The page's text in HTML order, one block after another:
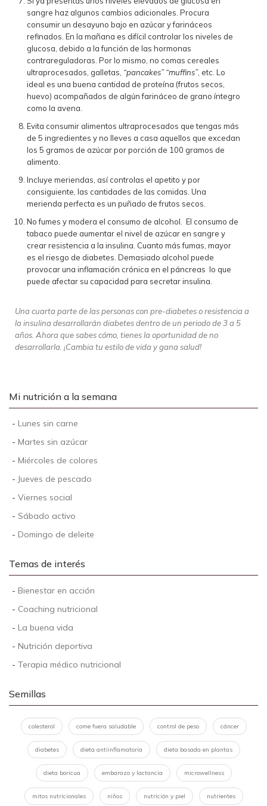
sangre haz algunos cambios adicionales. Procura
consumir un desayuno bajo en azúcar y farináceos
refinados. En la mañana es difícil controlar los niveles de
glucosa, debido a la función de las hormonas
contrareguladoras. Por lo mismo, no comas cereales
ultraprocesados, galletas, “pancakes” “muffins”, etc. Lo
ideal es una buena cantidad de proteína (frutos secos,
huevo) acompañados de algún farináceo de grano íntegro
como la avena.
Evita consumir alimentos ultraprocesados que tengas más
de 5 ingredientes y no lleves a casa aquellos que excedan
los 5 gramos de azúcar por porción de 100 gramos de
alimento.
Incluye meriendas, así controlas el apetito y por
consiguiente, las cantidades de las comidas. Una
merienda perfecta es un puñado de frutos secos.
No fumes y modera el consumo de alcohol. El consumo de
tabaco puede aumentar el nivel de azúcar en sangre y
crear resistencia a la insulina. Cuanto más fumas, mayor
es el riesgo de diabetes. Demasiado alcohol puede
provocar una inflamación crónica en el páncreas lo que
puede afectar su capacidad para secretar insulina.
Una cuarta parte de las personas con pre-diabetes o resistencia a
la insulina desarrollarán diabetes dentro de un periodo de3 a 5
años. Ahora que sabes cómo, tienes la oportunidad de no
desarrollarla. ¡Cambia tu estilo de vida y gana salud!
Mi nutrición a la semana
- Lunes sin carne
- Martes sin azúcar
- Miércoles de colores
- Jueves de pescado
- Viernes social
- Sábado activo
- Domingo de deleite
Temas de interés
- Bienestar en acción
- Coaching nutricional
- La buena vida
- Nutrición deportiva
- Terapia médico nutricional
Semillas
colesterol come fuera saludable control de peso cáncer
diabetes dieta antiinflamatoria dieta basada en plantas
dieta boricua embarazo y lactancia microwellness
mitos nutricionales niños nutrición y piel nutrientes